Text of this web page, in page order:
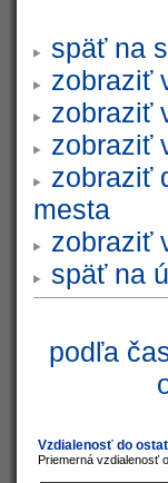
späť na
zobraziť
zobraziť
zobraziť
zobraziť
mesta
zobraziť
späť na
podľa
Vzdialenosť do
Priemerná vzdialenosť